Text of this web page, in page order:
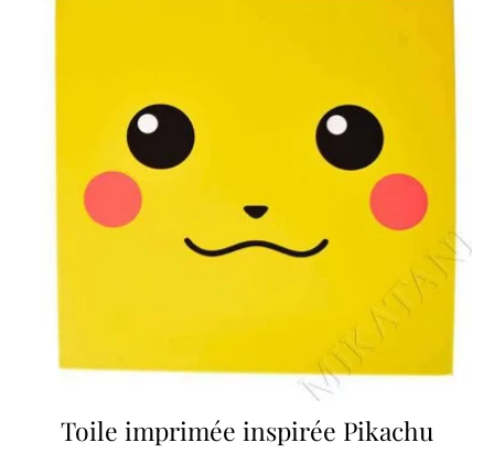
Toile imprimée inspirée Pikachu